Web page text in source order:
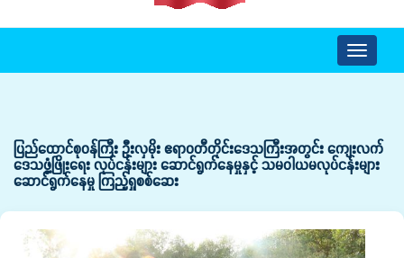
Toggle
ပြည်ထောင်စုဝန်ကြီး ဦးလှမိုး ဧရာဝတီတိုင်းဒေသကြီးအတွင်း ကျေးလက်
ဒေသဖွံ့ဖြိုးရေး လုပ်ငန်းများ ဆောင်ရွက်နေမှုနှင့် သမဝါယမလုပ်ငန်းများ
ဆောင်ရွက်နေမှု ကြည့်ရှုစစ်ဆေး